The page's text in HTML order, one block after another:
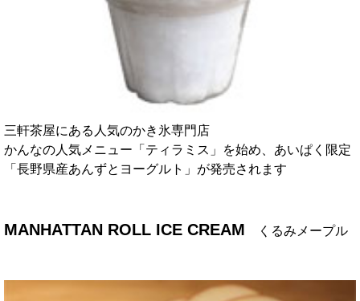
三軒茶屋にある人気のかき氷専門店
かんなの人気メニュー「ティラミス」を始め、あいぱく限定
「長野県産あんずとヨーグルト」が発売されます
MANHATTAN ROLL ICE CREAM くるみメープル